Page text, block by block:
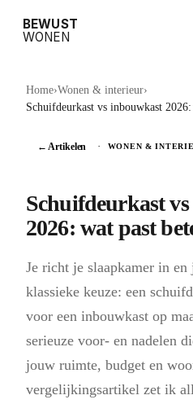
BEWUST
WONEN
Home›Wonen & interieur›
Schuifdeurkast vs inbouwkast
← Artikelen · WONEN &
Schuifdeurkast
2026: wat past
Je richt je slaapkamer in en
klassieke keuze: een
voor een inbouwkast op
serieuze voor- en nadelen
jouw ruimte, budget en
vergelijkingsartikel zet ik